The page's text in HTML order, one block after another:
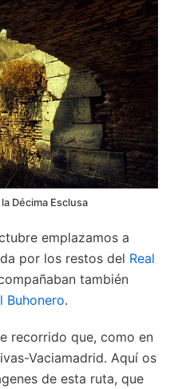
Décima Esclusa
emplazamos a
por los restos del Real
también
Buhonero.
recorrido que, como en
Vaciamadrid. Aquí os
de esta ruta, que